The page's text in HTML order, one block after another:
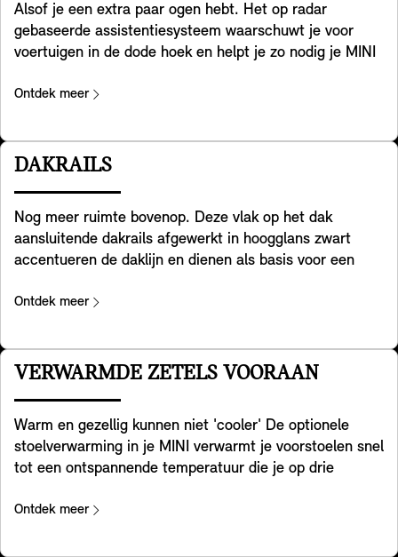
MINI Experience Mode die je hebt gekozen, zodat je
kunt genieten van een consistente en holistische
ervaring – en volledig in beeld blijft.
Alsof je een extra paar ogen hebt. Het op radar
gebaseerde assistentiesysteem waarschuwt je voor
voertuigen in de dode hoek en helpt je zo nodig je MINI
het detecteren van overstekend verkeer achter je
het voorkomen van ongelukken achterop je MINI,
bijvoorbeeld door naderend verkeer te waarschuwen
de deur bij het uitstappen, als er een risico bestaat op
een botsing met verkeer dat van achteren passeert.
Houd er rekening mee dat de systemen in deze
specifiek gedefinieerde grenzen. Als bestuurder draag
passen aan de verkeersomstandigheden.
Beschikbaarheid van functies onder voorbehoud van
Ontdek meer
DAKRAILS
Nog meer ruimte bovenop. Deze vlak op het dak
aansluitende dakrails afgewerkt in hoogglans zwart
accentueren de daklijn en dienen als basis voor een
bagageboxen, ski's of extra bagage.
Ontdek meer
VERWARMDE ZETELS VOORAAN
Warm en gezellig kunnen niet 'cooler' De optionele
stoelverwarming in je MINI verwarmt je voorstoelen snel
tot een ontspannende temperatuur die je op drie
ontspant als het buiten koud is. Het verwarmt het
rugleuning en zorgt voor comfort rondom. Bovendien
Ontdek meer